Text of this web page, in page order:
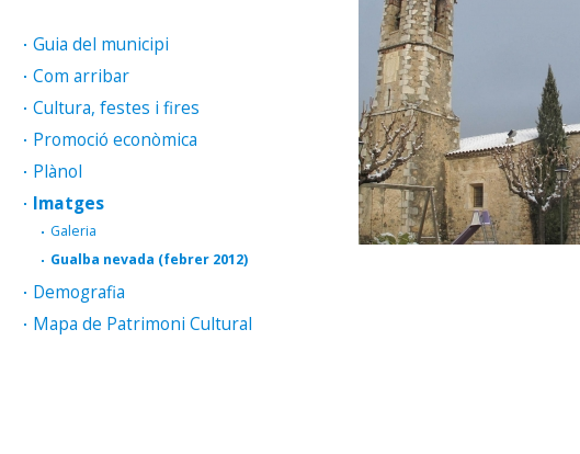
Guia del municipi
Com arribar
Cultura, festes i fires
Promoció econòmica
Plànol
Imatges
Galeria
Gualba nevada (febrer 2012)
Demografia
Mapa de Patrimoni Cultural